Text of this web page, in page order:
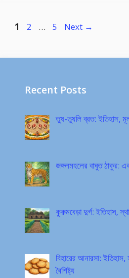
Page
1 Page
2 … Page
5 Next →
Recent Posts
তুষ-তুষলি ব্রত: ইতিহাস,
জঙ্গলমহলের বাঘুত ঠাকুর:
কুরুমবেড়া দুর্গ: ইতিহাস,
বিহারের আনারসা:
বৈশিষ্ট্য